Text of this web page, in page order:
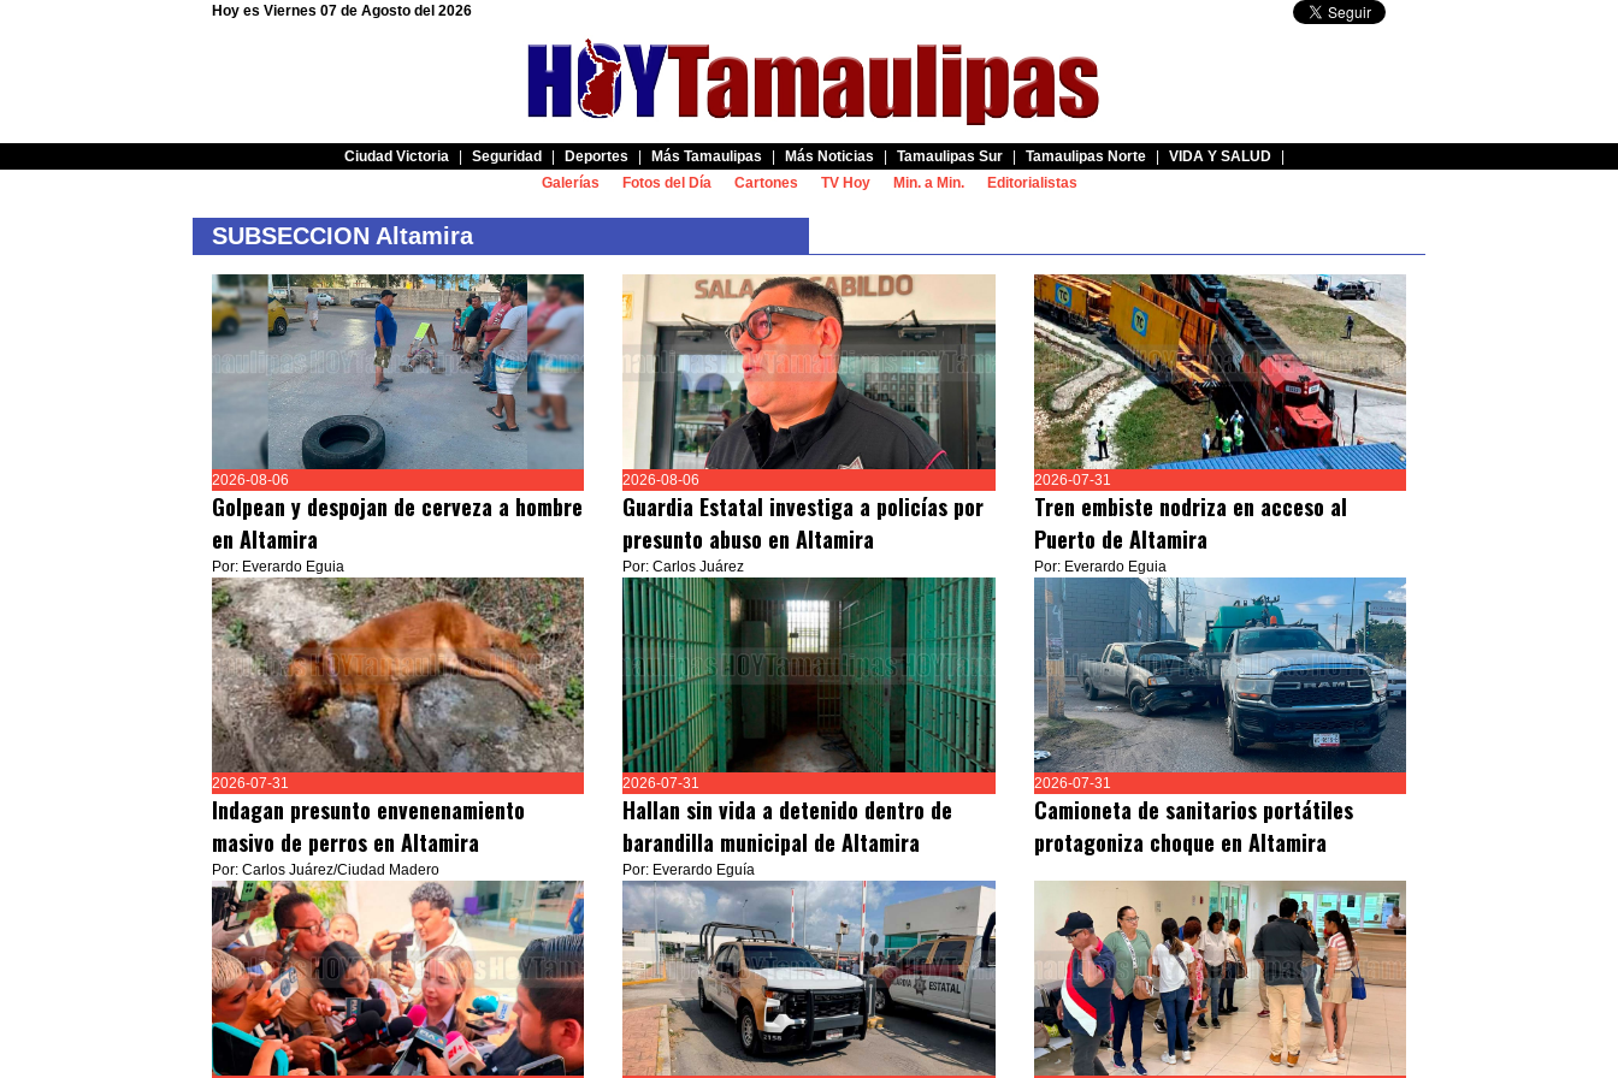
Hoy es Viernes 07 de Agosto del 2026
Ciudad Victoria Seguridad Deportes Más Tamaulipas Más Noticias Tamaulipas Sur Tamaulipas Norte VIDA Y SALUD
Galerías
Fotos del Día Cartones TV Hoy Min. a Min. Editorialistas
SUBSECCION Altamira
2026-08-06
Golpean y despojan de cerveza a hombre
en Altamira
Por: Everardo Eguia
2026-08-06
Guardia Estatal investiga a policías por
presunto abuso en Altamira
Por: Carlos Juárez
2026-07-31
Tren embiste nodriza en acceso al
Puerto de Altamira
Por: Everardo Eguia
2026-07-31
Indagan presunto envenenamiento
masivo de perros en Altamira
Por: Carlos Juárez/Ciudad Madero
2026-07-31
Hallan sin vida a detenido dentro de
barandilla municipal de Altamira
Por: Everardo Eguía
2026-07-31
Camioneta de sanitarios portátiles
protagoniza choque en Altamira